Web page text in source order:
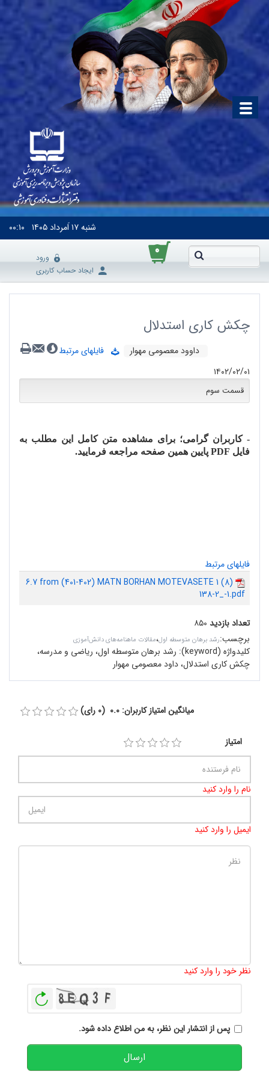
شنبه۱۷ اَمرداد ۱۴۰۵ ۰۰:۱۰
۰
ورود
ایجاد حساب کاربری
چکش کاری استدلال
داوود معصومی مهوار
فایلهای مرتبط
۱۴۰۲/۰۲/۰۱
قسمت سوم
- کاربران گرامی؛ برای مشاهده متن کامل این مطلب به
فایل PDF پایین همین صفحه مراجعه فرمایید.
فایلهای مرتبط
6.7 from (401-402) MATN BORHAN MOTEVASETE 1 (8)
138-2_-1.pdf
تعداد بازدید ۸۵۰
برچسب:رشد برهان متوسطه اول،مقالات ماهنامه‌های دانش‌آموزی
کلیدواژه (keyword):
رشد برهان متوسطه اول، ریاضی و مدرسه،
چکش کاری استدلال، داود معصومی مهوار
میانگین امتیاز کاربران: 0.0 (0 رای)
امتیاز
نام را وارد کنید
ایمیل را وارد کنید
نظر خود را وارد کنید
پس از انتشار این نظر، به من اطلاع داده شود.
ارسال